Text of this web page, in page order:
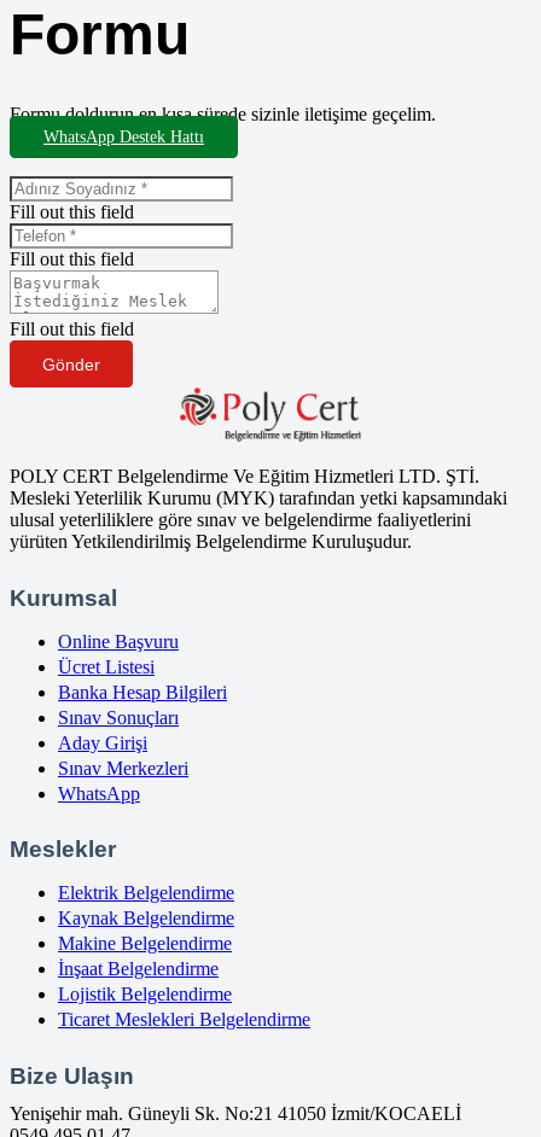
Formu
Formu doldurun en kısa sürede sizinle iletişime geçelim.
WhatsApp Destek Hattı
Fill out this field
Fill out this field
Fill out this field
Gönder
POLY CERT Belgelendirme Ve Eğitim Hizmetleri LTD. ŞTİ.
Mesleki Yeterlilik Kurumu (MYK) tarafından yetki kapsamındaki
ulusal yeterliliklere göre sınav ve belgelendirme faaliyetlerini
yürüten Yetkilendirilmiş Belgelendirme Kuruluşudur.
Kurumsal
Online Başvuru
Ücret Listesi
Banka Hesap Bilgileri
Sınav Sonuçları
Aday Girişi
Sınav Merkezleri
WhatsApp
Meslekler
Elektrik Belgelendirme
Kaynak Belgelendirme
Makine Belgelendirme
İnşaat Belgelendirme
Lojistik Belgelendirme
Ticaret Meslekleri Belgelendirme
Bize Ulaşın
Yenişehir mah. Güneyli Sk. No:21 41050 İzmit/KOCAELİ